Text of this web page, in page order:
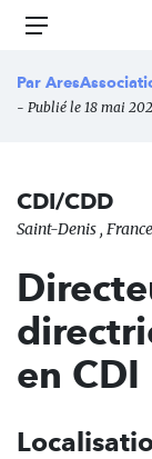
Aller
principal
Menu
Par
- Publié le 18 mai
CDI/CDD
Saint-Denis , France
en CDI